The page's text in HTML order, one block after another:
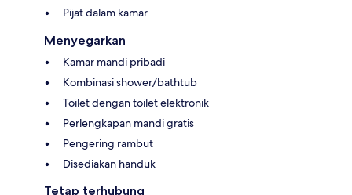
Pijat dalam kamar
Menyegarkan
Kamar mandi pribadi
Kombinasi shower/bathtub
Toilet dengan toilet elektronik
Perlengkapan mandi gratis
Pengering rambut
Disediakan handuk
Tetap terhubung